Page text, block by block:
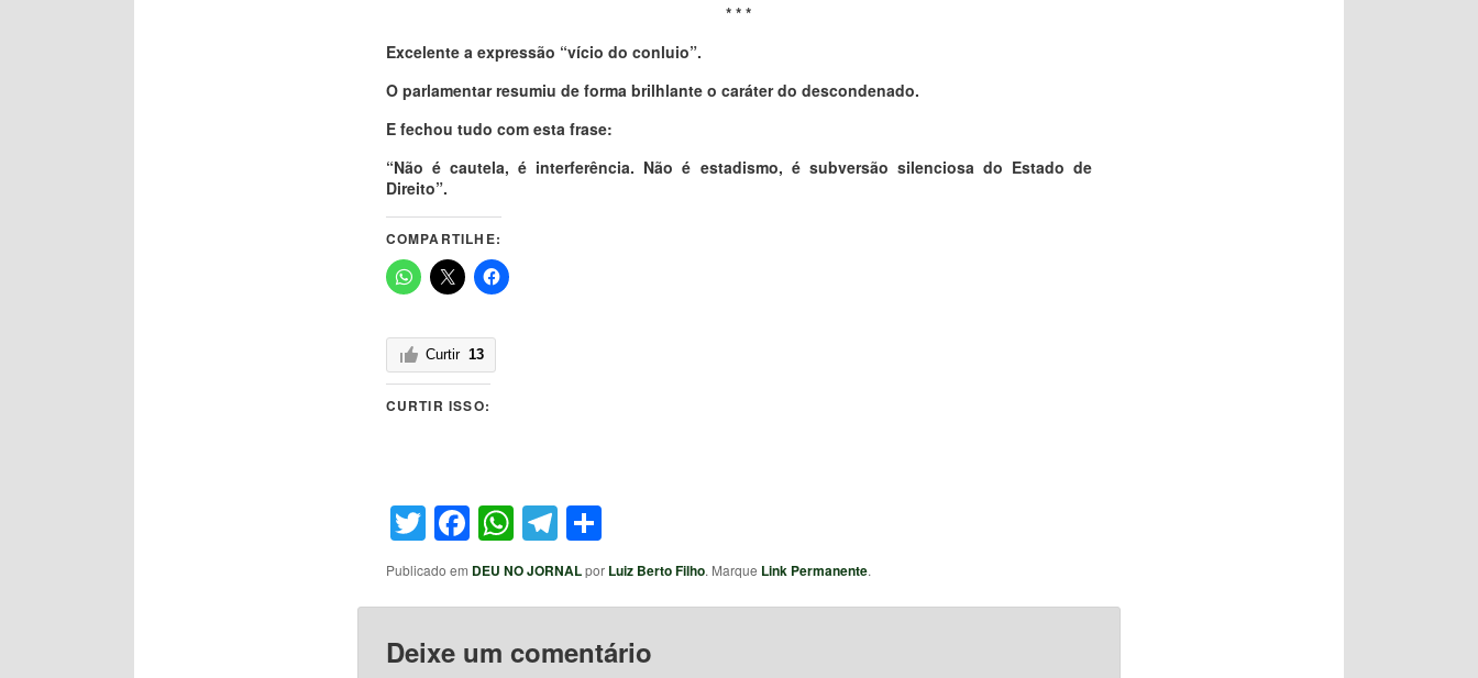
* * *
Excelente a expressão “vício do conluio”.
O parlamentar resumiu de forma brilhlante o caráter do descondenado.
E fechou tudo com esta frase:
“Não é cautela, é interferência. Não é estadismo, é subversão silenciosa do Estado de
Direito”.
COMPARTILHE:
Curtir 13
CURTIR ISSO:
Twitter
Facebook
WhatsApp
Telegram
Share
Publicado em DEU NO JORNALpor Luiz Berto Filho. Marque Link Permanente.
Deixe um comentário